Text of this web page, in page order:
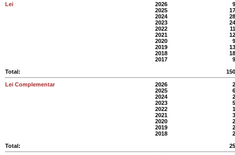
Lei 2026
9
2025
17
2024
28
2023
24
2022
11
2021
12
2020
9
2019
13
2018
18
2017
9
Total:
150
Lei Complementar 2026
2
2025
6
2024
2
2023
5
2022
1
2021
3
2020
2
2019
2
2018
2
Total:
25